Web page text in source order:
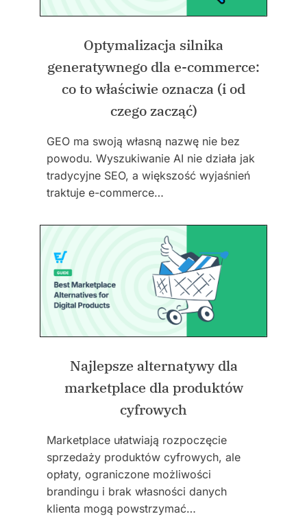
Optymalizacja silnika
generatywnego dla e-commerce:
co to właściwie oznacza (i od
czego zacząć)
GEO ma swoją własną nazwę nie bez
powodu. Wyszukiwanie AI nie działa jak
tradycyjne SEO, a większość wyjaśnień
traktuje e-commerce…
Najlepsze alternatywy dla
marketplace dla produktów
cyfrowych
Marketplace ułatwiają rozpoczęcie
sprzedaży produktów cyfrowych, ale
opłaty, ograniczone możliwości
brandingu i brak własności danych
klienta mogą powstrzymać…